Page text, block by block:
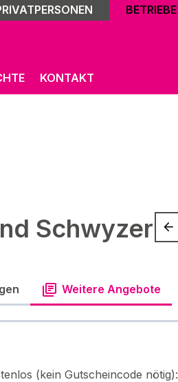
BETRIEBE
KONTAKT
Schwyzer
Weitere Angebote
(kein Gutscheincode nötig):